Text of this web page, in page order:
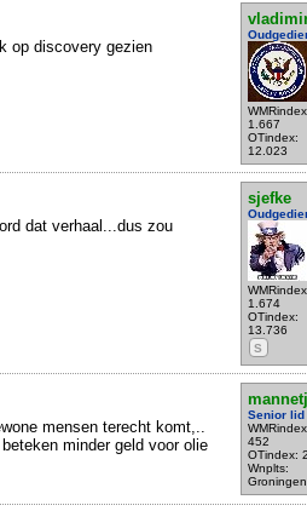
1.667
OTindex:
12.023
op discovery gezien
sjefke
1.674
OTindex:
13.736
S
dat verhaal...dus zou
Senior lid
452
OTindex:
Wnplts:
Groningen
mensen terecht komt,..
minder geld voor olie